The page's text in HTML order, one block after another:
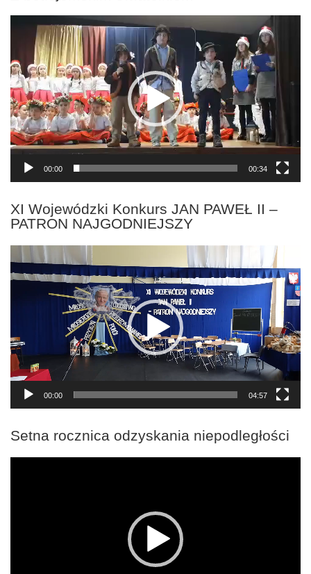
Odtwarzacz
00:00 00:34
XI Wojewódzki Konkurs JAN PAWEŁ II –
PATRON NAJGODNIEJSZY
Odtwarzacz
video
00:00 04:57
Setna rocznica odzyskania niepodległości